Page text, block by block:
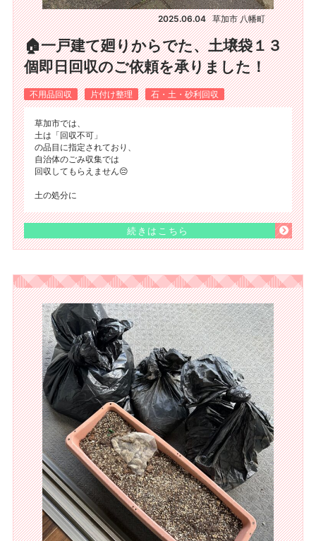
2025.06.04 草加市 八幡町
🏠一戸建て廻りからでた、土壌袋１３
個即日回収のご依頼を承りました！
不用品回収 片付け整理 石・土・砂利回収
草加市では、
土は「回収不可」
の品目に指定されており、
自治体のごみ収集では
回収してもらえません😔
土の処分に
続きはこちら